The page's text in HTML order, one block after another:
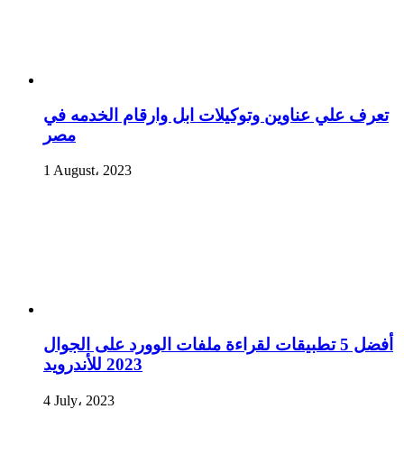
تعرف علي عناوين وتوكيلات ابل وارقام الخدمه في
مصر
1 August، 2023
أفضل 5 تطبيقات لقراءة ملفات الوورد على الجوال
2023 للأندرويد
4 July، 2023